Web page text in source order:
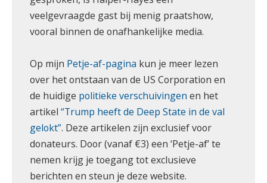
veelgevraagde gast bij menig praatshow,
vooral binnen de onafhankelijke media.
Op mijn Petje-af-pagina kun je meer lezen
over het ontstaan van de US Corporation en
de huidige politieke verschuivingen en het
artikel “Trump heeft de Deep State in de val
gelokt”. Deze artikelen zijn exclusief voor
donateurs. Door (vanaf €3) een ‘Petje-af’ te
nemen krijg je toegang tot exclusieve
berichten en steun je deze website.